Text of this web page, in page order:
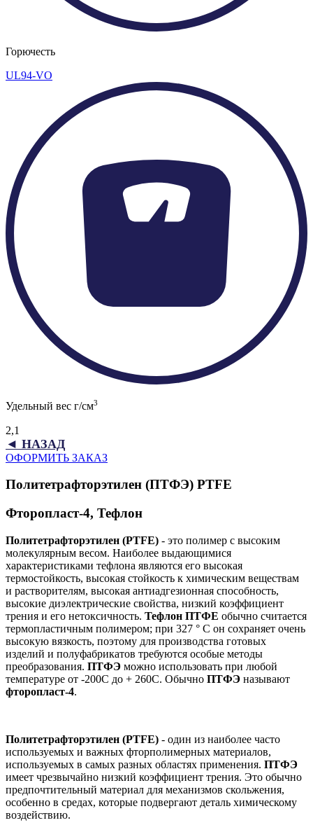
Горючесть
UL94-VO
Удельный вес г/см3
2,1
◄ НАЗАД
ОФОРМИТЬ ЗАКАЗ
Политетрафторэтилен (ПТФЭ) PTFE
Фторопласт-4, Тефлон
Политетрафторэтилен (PTFE) - это полимер с высоким
молекулярным весом. Наиболее выдающимися
характеристиками тефлона являются его высокая
термостойкость, высокая стойкость к химическим веществам
и растворителям, высокая антиадгезионная способность,
высокие диэлектрические свойства, низкий коэффициент
трения и его нетоксичность. Тефлон ПТФЕ обычно считается
термопластичным полимером; при 327 ° C он сохраняет очень
высокую вязкость, поэтому для производства готовых
изделий и полуфабрикатов требуются особые методы
преобразования. ПТФЭ можно использовать при любой
температуре от -200С до + 260С. Обычно ПТФЭ называют
фторопласт-4.
Политетрафторэтилен (PTFE) - один из наиболее часто
используемых и важных фторполимерных материалов,
используемых в самых разных областях применения. ПТФЭ
имеет чрезвычайно низкий коэффициент трения. Это обычно
предпочтительный материал для механизмов скольжения,
особенно в средах, которые подвергают деталь химическому
воздействию.